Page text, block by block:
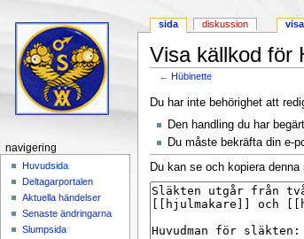
Visa källkod för
←Hübinette
Du har inte behörighet att
Den handling du har
Du måste bekräfta din e-
Du kan se och kopiera
sida diskussion
navigering
Huvudsida
Deltagarportalen
Aktuella händelser
Senaste ändringarna
Slumpsida